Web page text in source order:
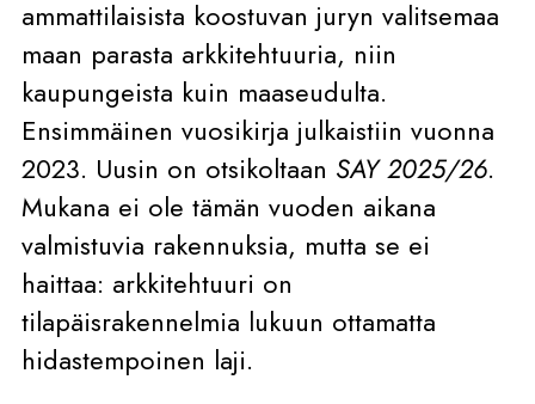
ammattilaisista koostuvan juryn valitsemaa
maan parasta arkkitehtuuria, niin
kaupungeista kuin maaseudulta.
Ensimmäinen vuosikirja julkaistiin vuonna
2023. Uusin on otsikoltaan SAY 2025/26.
Mukana ei ole tämän vuoden aikana
valmistuvia rakennuksia, mutta se ei
haittaa: arkkitehtuuri on
tilapäisrakennelmia lukuun ottamatta
hidastempoinen laji.